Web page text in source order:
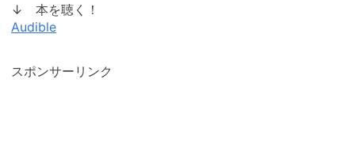
↓ 本を聴く！
Audible
スポンサーリンク